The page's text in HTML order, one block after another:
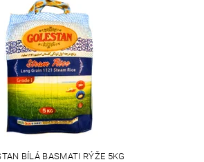
BÍLÁ BASMATI RÝŽE 5KG